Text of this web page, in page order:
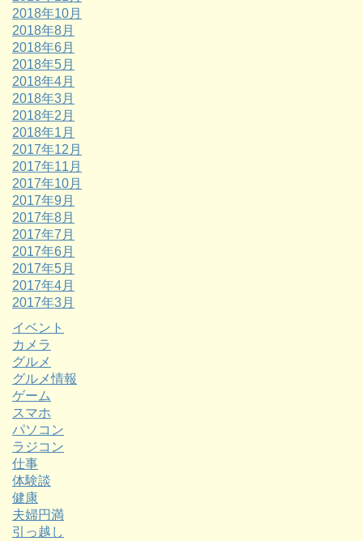
2018年10月
2018年8月
2018年6月
2018年5月
2018年4月
2018年3月
2018年2月
2018年1月
2017年12月
2017年11月
2017年10月
2017年9月
2017年8月
2017年7月
2017年6月
2017年5月
2017年4月
2017年3月
イベント
カメラ
グルメ
グルメ情報
ゲーム
スマホ
パソコン
ラジコン
仕事
体験談
健康
夫婦円満
引っ越し